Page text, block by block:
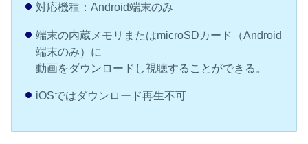
対応機種：Android端末のみ
端末の内蔵メモリまたはmicroSDカード（Android
端末のみ）に
動画をダウンロードし視聴することができる。
iOSではダウンロード再生不可